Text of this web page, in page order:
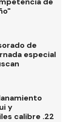
de
especial
y
calibre .22